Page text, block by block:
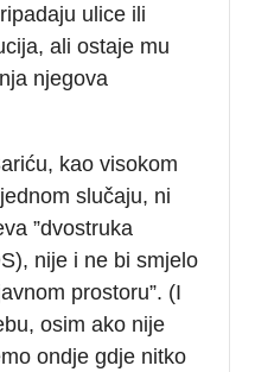
ulice ili
ali ostaje mu
njegova
kao visokom
slučaju, ni
”dvostruka
nije i ne bi smjelo
prostoru”. (I
osim ako nije
ondje gdje nitko